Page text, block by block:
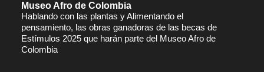
Museo Afro de Colombia
Hablando con las plantas y Alimentando el
pensamiento, las obras ganadoras de las becas de
Estímulos 2025 que harán parte del Museo Afro de
Colombia